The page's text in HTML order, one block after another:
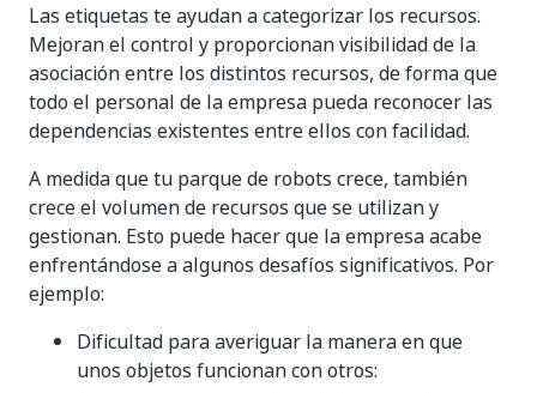
Las etiquetas te ayudan a categorizar los recursos.
Mejoran el control y proporcionan visibilidad de la
asociación entre los distintos recursos, de forma que
todo el personal de la empresa pueda reconocer las
dependencias existentes entre ellos con facilidad.
A medida que tu parque de robots crece, también
crece el volumen de recursos que se utilizan y
gestionan. Esto puede hacer que la empresa acabe
enfrentándose a algunos desafíos significativos. Por
ejemplo:
Dificultad para averiguar la manera en que
unos objetos funcionan con otros: